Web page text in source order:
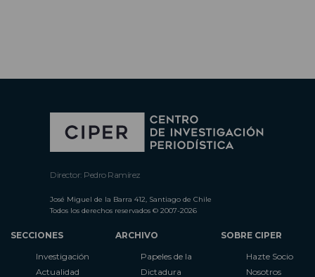
Director: Pedro Ramírez
José Miguel de la Barra 412, Santiago de Chile
Todos los derechos reservados © 2007-2026
SECCIONES
Investigación
Actualidad
ARCHIVO
Papeles de la
Dictadura
SOBRE CIPER
Hazte Socio
Nosotros